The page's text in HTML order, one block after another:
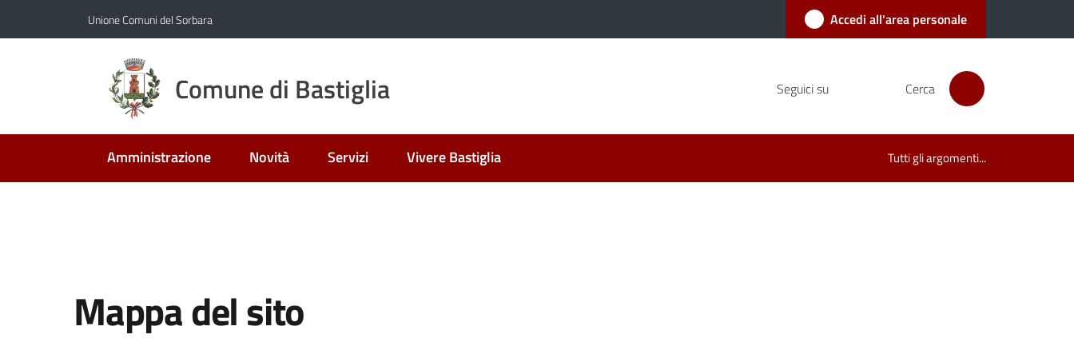
Unione Comuni del Sorbara Accedi all'area personale
Comune di Bastiglia Seguici su Cerca
Amministrazione Novità Servizi Vivere Bastiglia Tutti gli argomenti...
Mappa del sito